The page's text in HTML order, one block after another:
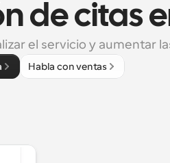
de citas
el servicio y aumentar
Habla con ventas